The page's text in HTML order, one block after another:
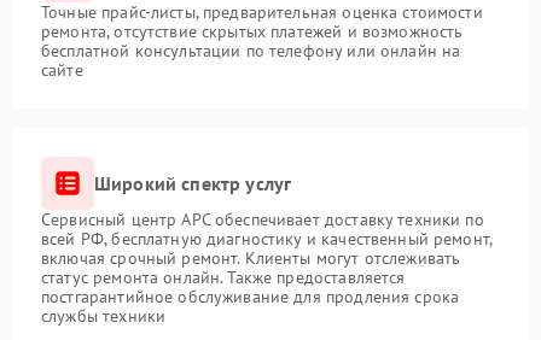
Точные прайс-листы, предварительная оценка стоимости
ремонта, отсутствие скрытых платежей и возможность
бесплатной консультации по телефону или онлайн на
сайте
Широкий спектр услуг
Сервисный центр APC обеспечивает доставку техники по
всей РФ, бесплатную диагностику и качественный ремонт,
включая срочный ремонт. Клиенты могут отслеживать
статус ремонта онлайн. Также предоставляется
постгарантийное обслуживание для продления срока
службы техники